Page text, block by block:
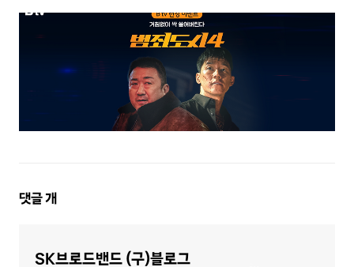
댓
댓글개
SK브로드밴드 (구)블로그